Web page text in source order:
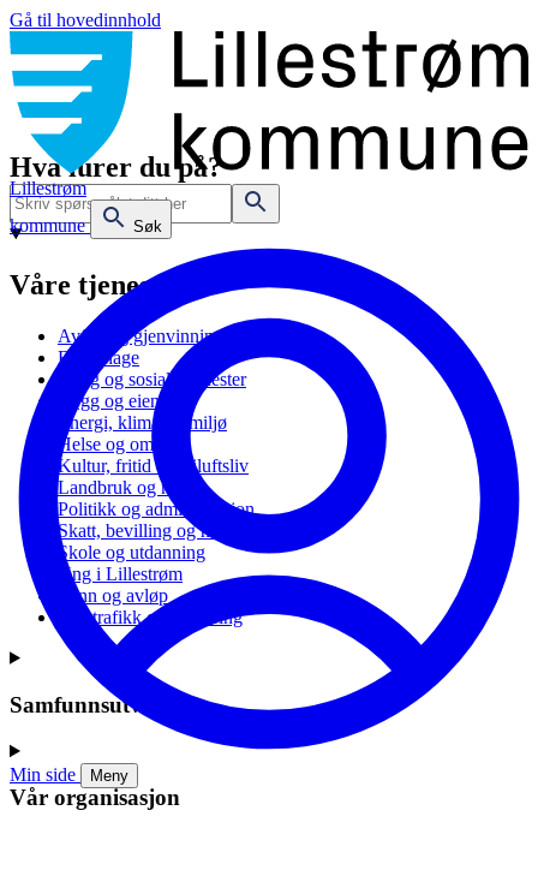
Gå til hovedinnhold
Lillestrøm
kommune
Søk
Min side Meny
Hva lurer du på?
Våre tjenester
Avfall og gjenvinning
Barnehage
Bolig og sosiale tjenester
Bygg og eiendom
Energi, klima og miljø
Helse og omsorg
Kultur, fritid og friluftsliv
Landbruk og natur
Politikk og administrasjon
Skatt, bevilling og næring
Skole og utdanning
Ung i Lillestrøm
Vann og avløp
Vei, trafikk og parkering
Samfunnsutvikling
Vår organisasjon